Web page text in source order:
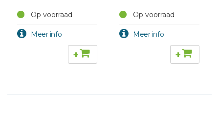
Op voorraad
+
Op voorraad
+